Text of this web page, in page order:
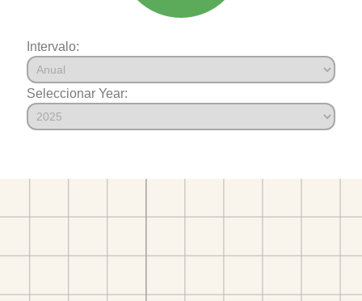
Intervalo:
Seleccionar Year: